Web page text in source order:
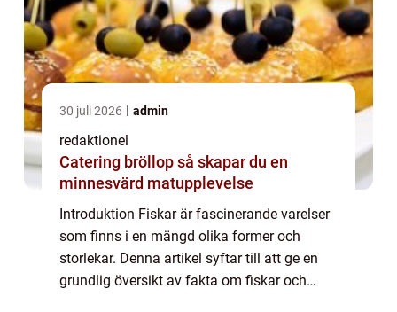
30 juli 2026 admin
redaktionel
Catering bröllop så skapar du en
minnesvärd matupplevelse
Introduktion Fiskar är fascinerande varelser
som finns i en mängd olika former och
storlekar. Denna artikel syftar till att ge en
grundlig översikt av fakta om fiskar och